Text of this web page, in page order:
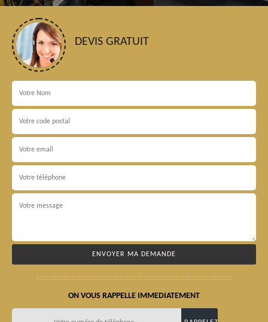
DEVIS GRATUIT
ON VOUS RAPPELLE IMMEDIATEMENT